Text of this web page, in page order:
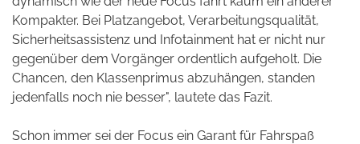
Kompakter. Bei Platzangebot, Verarbeitungsqualität,
Sicherheitsassistenz und Infotainment hat er nicht nur
gegenüber dem Vorgänger ordentlich aufgeholt. Die
Chancen, den Klassenprimus abzuhängen, standen
jedenfalls noch nie besser", lautete das Fazit.
Schon immer sei der Focus ein Garant für Fahrspaß